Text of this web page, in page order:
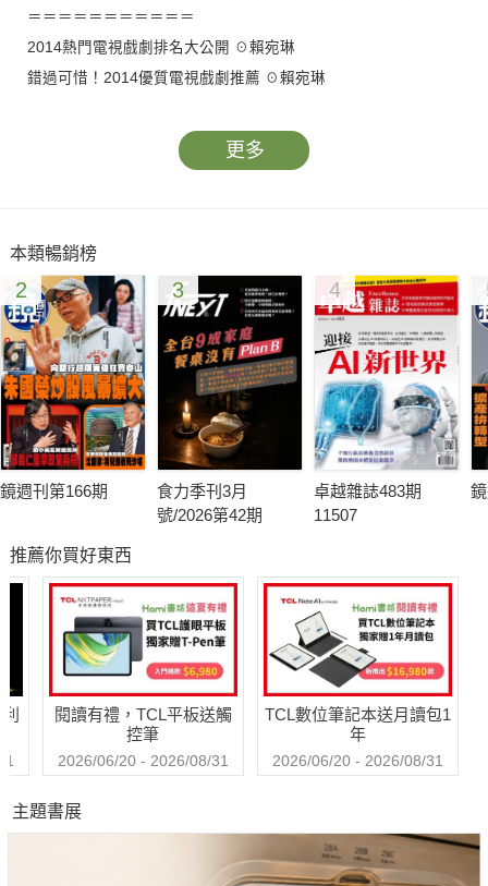
＝＝＝＝＝＝＝＝＝＝＝
2014熱門電視戲劇排名大公開 ☉賴宛琳
錯過可惜！2014優質電視戲劇推薦 ☉賴宛琳
《新聞急先鋒》犀利逼問觀眾新聞良知 ☉賴宛琳
和《小海女》一同找回純真的勇氣 ☉賴宛琳
更多
本類暢銷榜
2
鏡週刊第166期
3
食力季刊3月
號/2026第42期
4
卓越雜誌483期
11507
推薦你買好東西
閱讀有禮，TCL平板送觸
控筆
2026/06/20 - 2026/08/31
TCL數位筆記本送月讀包1
年
2026/06/20 - 2026/08/31
主題書展